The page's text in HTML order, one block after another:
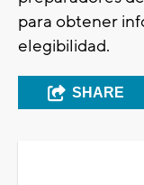
para obtener
elegibilidad.
SHARE